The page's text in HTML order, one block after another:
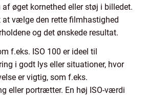
øget kornethed eller støj i billedet.
at vælge den rette filmhastighed
og det ønskede resultat.
f.eks. ISO 100 er ideel til
i godt lys eller situationer, hvor
er vigtig, som f.eks.
eller portrætter. En høj ISO-værdi